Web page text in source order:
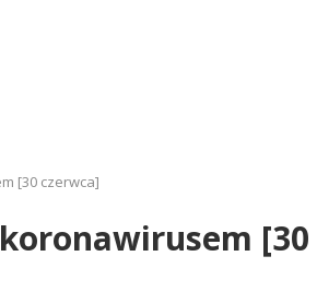
[30 czerwca]